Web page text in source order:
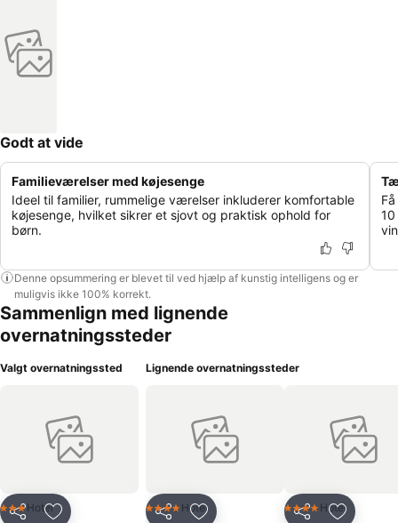
Godt at vide
Familieværelser med køjesenge
Ideel til familier, rummelige værelser inkluderer komfortable
køjesenge, hvilket sikrer et sjovt og praktisk ophold for
børn.
Denne opsummering er blevet til ved hjælp af kunstig intelligens og er
muligvis ikke 100% korrekt.
Sammenlign med lignende
overnatningssteder
Valgt overnatningssted
Del
3 Stjerner
Hotel
Lignende overnatningssteder
Del
4 StjernerHotel
Del
4 StjernerHotel